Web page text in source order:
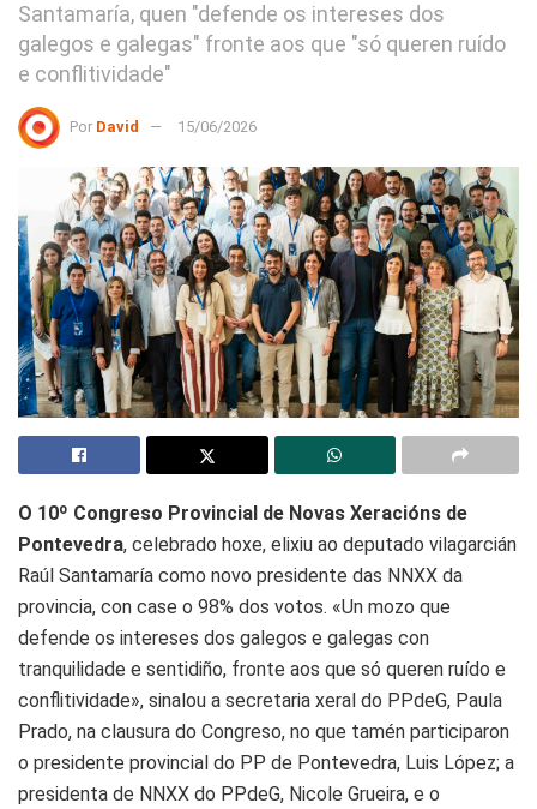
Santamaría, quen "defende os intereses dos
galegos e galegas" fronte aos que "só queren ruído
e conflitividade"
Por David 15/06/2026
O 10º Congreso Provincial de Novas Xeracións de
Pontevedra, celebrado hoxe, elixiu ao deputado vilagarcián
Raúl Santamaría como novo presidente das NNXX da
provincia, con case o 98% dos votos. «Un mozo que
defende os intereses dos galegos e galegas con
tranquilidade e sentidiño, fronte aos que só queren ruído e
conflitividade», sinalou a secretaria xeral do PPdeG, Paula
Prado, na clausura do Congreso, no que tamén participaron
o presidente provincial do PP de Pontevedra, Luis López; a
presidenta de NNXX do PPdeG, Nicole Grueira, e o